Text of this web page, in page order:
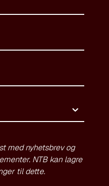
med nyhetsbrev og
NTB kan lagre
til dette.